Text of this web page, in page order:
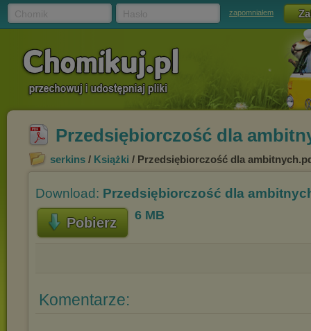
zapomniałem
Przedsiębiorczość dla
serkins / Książki / Przedsiębiorczość dla
Download: Przedsiębiorczość dla
Pobierz 6 MB
Komentarze: